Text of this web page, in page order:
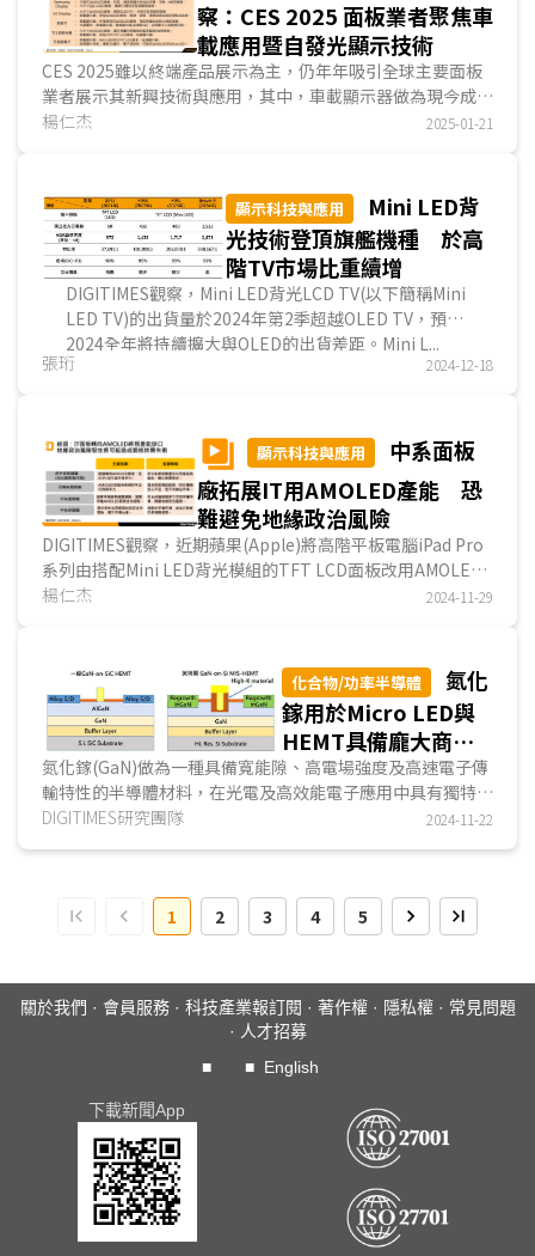
察：CES 2025 面板業者聚焦車
載應用暨自發光顯示技術
CES 2025雖以終端產品展示為主，仍年年吸引全球主要面板
業者展示其新興技術與應用，其中，車載顯示器做為現今成長
最快的顯示器應用之一，亦吸引面板廠積極投入，友達...
楊仁杰 2025-01-21
顯示科技與應用
Mini LED背
光技術登頂旗艦機種 於高
階TV市場比重續增
DIGITIMES觀察，Mini LED背光LCD TV(以下簡稱Mini
LED TV)的出貨量於2024年第2季超越OLED TV，預計
2024全年將持續擴大與OLED的出貨差距。Mini L...
張珩
2024-12-18
顯示科技與應用
中系面板
廠拓展IT用AMOLED產能 恐
難避免地緣政治風險
DIGITIMES觀察，近期蘋果(Apple)將高階平板電腦iPad Pro
系列由搭配Mini LED背光模組的TFT LCD面板改用AMOLED
面板，未來不僅蘋果將增加IT產品轉用AMOLE...
楊仁杰 2024-11-29
化合物/功率半導體
氮化
鎵用於Micro LED與
HEMT具備龐大商
機 跨域合作並朝矽
基開發將可改善良率
氮化鎵(GaN)做為一種具備寬能隙、高電場強度及高速電子傳
輸特性的半導體材料，在光電及高效能電子應用中具有獨特優
勢，現今已成為新世代Micro LED顯示技術和高速射頻...
DIGITIMES研究團隊 2024-11-22
1 2 3 4 5
關於我們 · 會員服務· 科技產業報訂閱 · 著作權· 隱私權· 常見問題
· 人才招募
■
■ English
下載新聞App